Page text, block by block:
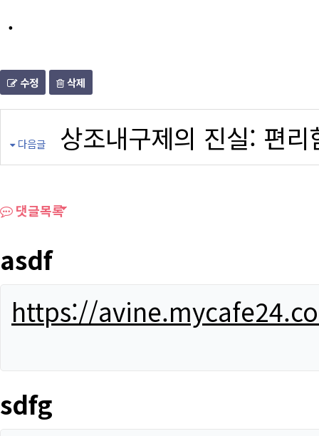
.
수정 삭제
다음글 상조내구제의 진실: 편
댓글목록
asdf
https://
sdfg